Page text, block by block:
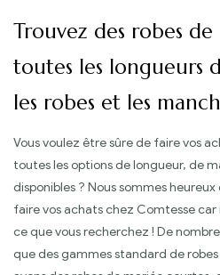
Trouvez des robes
toutes les longueurs
les robes et les
Vous voulez être sûre de faire vos
toutes les options de longueur, de
disponibles ? Nous sommes
faire vos achats chez Comtesse car
ce que vous recherchez ! De
que des gammes standard de